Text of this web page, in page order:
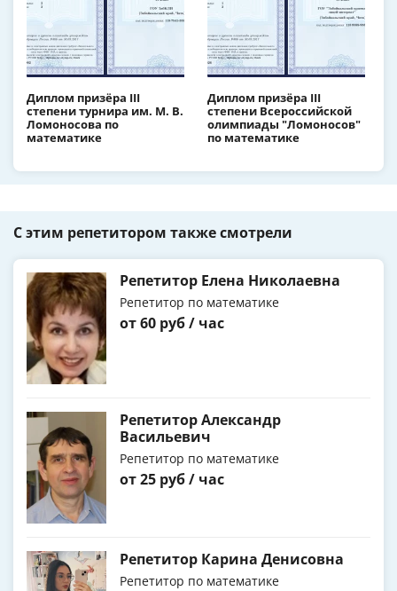
Диплом призёра III
степени турнира им. М. В.
Ломоносова по
математике
Диплом призёра III
степени Всероссийской
олимпиады "Ломоносов"
по математике
С этим репетитором также смотрели
Репетитор Елена Николаевна
Репетитор по математике
от 60 руб / час
Репетитор Александр
Васильевич
Репетитор по математике
от 25 руб / час
Репетитор Карина Денисовна
Репетитор по математике